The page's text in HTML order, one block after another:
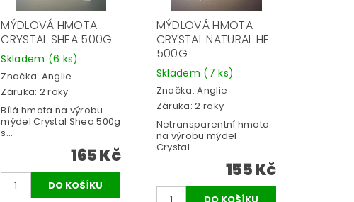
MÝDLOVÁ HMOTA
CRYSTAL SHEA 500G
Skladem (6 ks)
Značka: Anglie
Záruka: 2 roky
Bílá hmota na výrobu
mýdel Crystal Shea 500g
s...
165 Kč
MÝDLOVÁ HMOTA
CRYSTAL NATURAL HF
500G
Skladem (7 ks)
Značka:Anglie
Záruka: 2 roky
Netransparentní hmota
na výrobu mýdel
Crystal...
155 Kč